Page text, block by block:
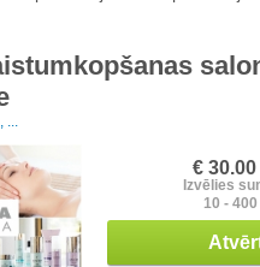
€ 30.00
Izvēlies
10 - 400